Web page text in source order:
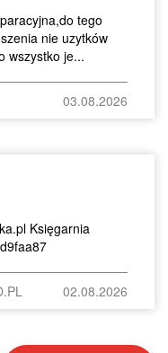
tego
nie uzytków
wszystko je...
03.08.2026
Księgarnia
02.08.2026